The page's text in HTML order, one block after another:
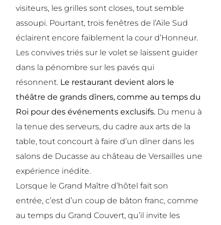
visiteurs, les grilles sont closes, tout semble
assoupi. Pourtant, trois fenêtres de l’Aile Sud
éclairent encore faiblement la cour d’Honneur.
Les convives triés sur le volet se laissent guider
dans la pénombre sur les pavés qui
résonnent. Le restaurant devient alors le
théâtre de grands dîners, comme au temps du
Roi pour des événements exclusifs. Du menu à
la tenue des serveurs, du cadre aux arts de la
table, tout concourt à faire d’un dîner dans les
salons de Ducasse au château de Versailles une
expérience inédite.
Lorsque le Grand Maître d’hôtel fait son
entrée, c’est d’un coup de bâton franc, comme
au temps du Grand Couvert, qu’il invite les